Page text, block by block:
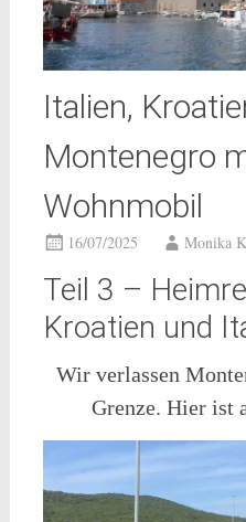
Italien,
Montenegro
Wohnmobil
16/07/2025 Monika
Teil 3 –
Kroatien und
Wir verlassen
Grenze. Hier ist